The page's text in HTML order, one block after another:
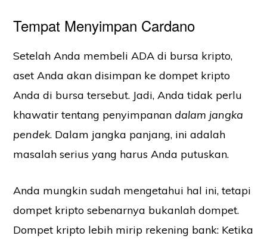
Tempat Menyimpan Cardano
Setelah Anda membeli ADA di bursa kripto,
aset Anda akan disimpan ke dompet kripto
Anda di bursa tersebut. Jadi, Anda tidak perlu
khawatir tentang penyimpanandalam jangka
pendek. Dalam jangka panjang, ini adalah
masalah serius yang harus Anda putuskan.
Anda mungkin sudah mengetahui hal ini, tetapi
dompet kripto sebenarnya bukanlah dompet.
Dompet kripto lebih mirip rekening bank: Ketika